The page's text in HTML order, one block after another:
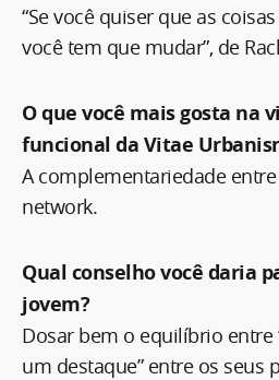
“Se você quiser que as
você tem que mudar”, de
O que você mais gosta na
funcional da Vitae
A complementariedade
network.
Qual conselho você daria
jovem?
Dosar bem o equilíbrio entre
um destaque” entre os seus